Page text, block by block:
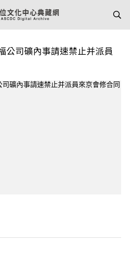
公司礦內事請速禁止并派員